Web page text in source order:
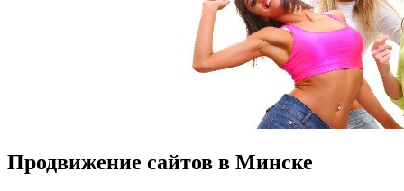
Продвижение сайтов в Минске